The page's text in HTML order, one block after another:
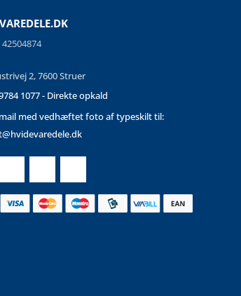
42504874
2, 7600 Struer
1077 - Direkte opkald
med vedhæftet foto af typeskilt til: